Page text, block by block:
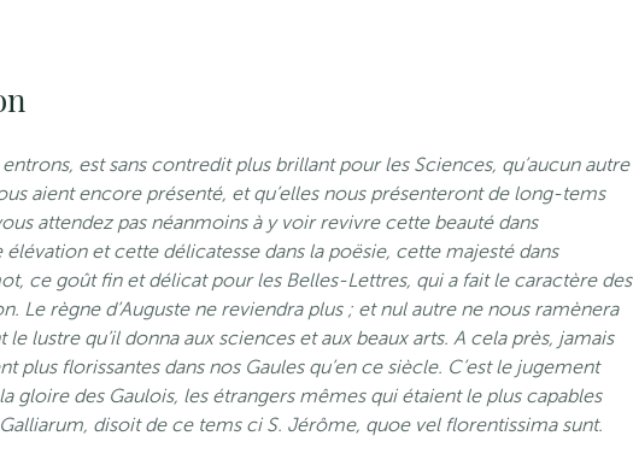
est sans contredit plus brillant pour les Sciences, qu’aucun autre
aient encore présenté, et qu’elles nous présenteront de long-tems
attendez pas néanmoins à y voir revivre cette beauté dans
élévation et cette délicatesse dans la poësie, cette majesté dans
ce goût fin et délicat pour les Belles-Lettres, qui a fait le caractère des
Le règne d’Auguste ne reviendra plus ; et nul autre ne nous ramènera
le lustre qu’il donna aux sciences et aux beaux arts. A cela près, jamais
plus florissantes dans nos Gaules qu’en ce siècle. C’est le jugement
gloire des Gaulois, les étrangers mêmes qui étaient le plus capables
Galliarum, disoit de ce tems ci S. Jérôme, quoe vel florentissima sunt.